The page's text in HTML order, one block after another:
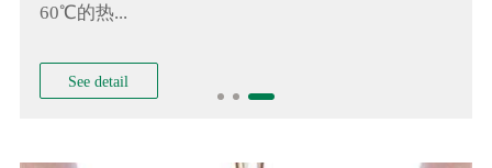
60℃的热...
See detail